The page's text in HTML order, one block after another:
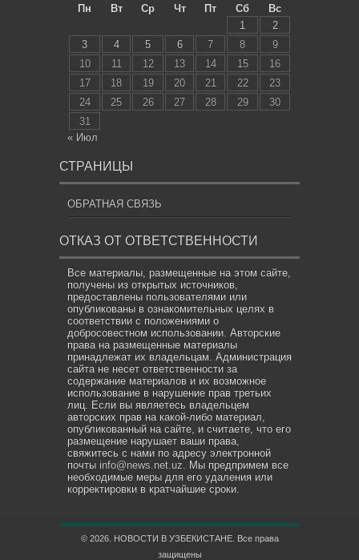
Пн
Вт Ср Чт Пт Сб
Вс
1
2
3
4 5 6 7 8
9
10
11 12 13 14 15
16
17
18 19 20 21 22
23
24
25 26 27 28 29
30
31
« Июл
СТРАНИЦЫ
ОБРАТНАЯ СВЯЗЬ
ОТКАЗ ОТ ОТВЕТСТВЕННОСТИ
Все материалы, размещенные на этом сайте,
получены из открытых источников,
предоставлены пользователями или
опубликованы в ознакомительных целях в
соответствии с положениями о
добросовестном использовании. Авторские
права на размещенные материалы
принадлежат их владельцам. Администрация
сайта не несет ответственности за
содержание материалов и их возможное
использование в нарушение прав третьих
лиц. Если вы являетесь владельцем
авторских прав на какой-либо материал,
опубликованный на сайте, и считаете, что его
размещение нарушает ваши права,
свяжитесь с нами по адресу электронной
почты info@news.net.uz. Мы предпримем все
необходимые меры для его удаления или
корректировки в кратчайшие сроки.
© 2026. НОВОСТИ В УЗБЕКИСТАНЕ. Все права
защищены